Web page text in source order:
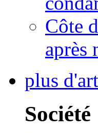
Côte
après
plus
Société